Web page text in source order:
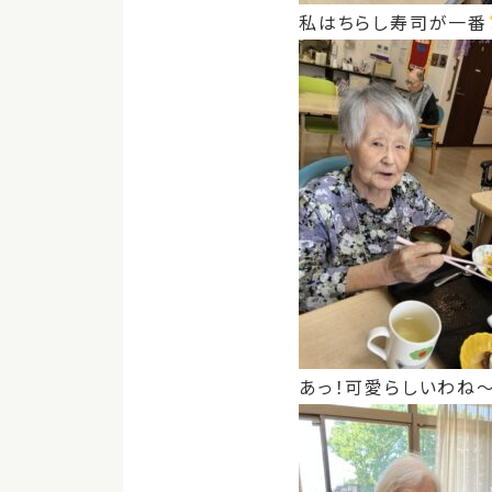
私はちらし寿司が一番
あっ！可愛らしいわね